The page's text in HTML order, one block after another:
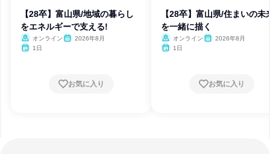
【28卒】富山県/地域の暮らし
をエネルギーで支える!
オンライン
2026年8月
1日
お気に入り
【28卒】富山県/住まいの未
を一緒に描く
オンライン
2026年8月
1日
お気に入り